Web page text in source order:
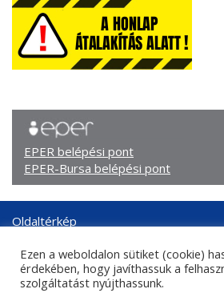
EPER belépési pont
EPER-Bursa belépési pont
Oldaltérkép
Adatkezelési tájékoztató
Központi kapcsolati adatok
Sajtókapcsolat
Ezen a weboldalon sütiket (cookie)
érdekében, hogy javíthassuk a
szolgáltatást nyújthassunk.